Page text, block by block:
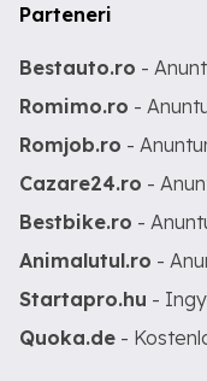
Parteneri
Bestauto.ro -
Romimo.ro -
Romjob.ro -
Cazare24.ro -
Bestbike.ro -
Animalutul.ro -
Startapro.hu -
Quoka.de -